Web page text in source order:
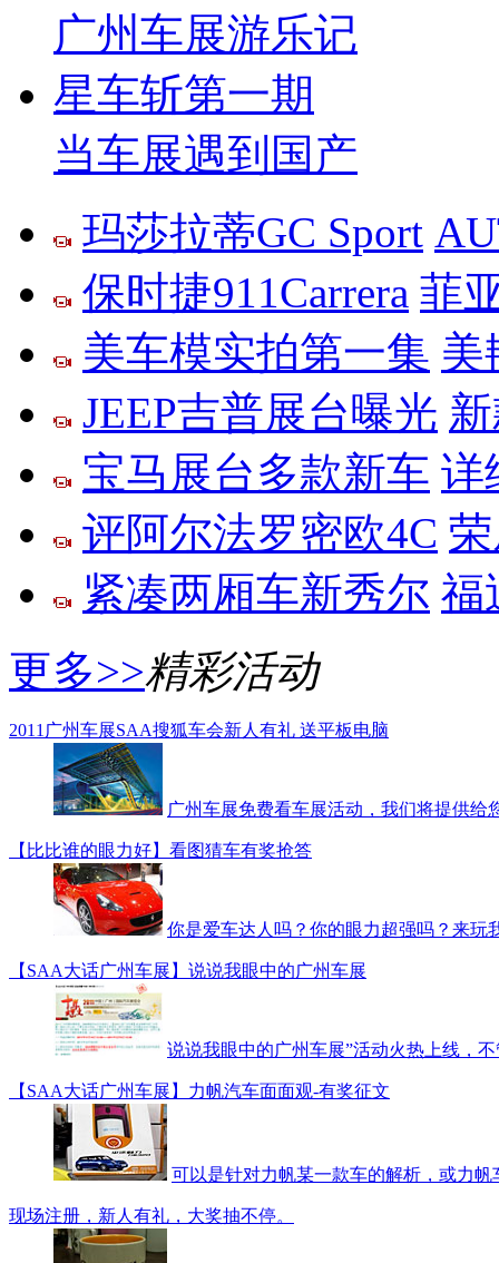
广州车展游乐记
星车斩第一期
当车展遇到国产
玛莎拉蒂GC Sport
保时捷911Carrera 菲
美车模实拍第一集 美
JEEP吉普展台曝光
宝马展台多款新车 详
评阿尔法罗密欧4C
紧凑两厢车新秀尔 福
更多>>精彩活动
2011广州车展SAA搜狐车会新人有礼 送平板电脑
广州车展免费看车展活动，我们将提供
【比比谁的眼力好】看图猜车有奖抢答
你是爱车达人吗？你的眼力超强吗？来玩
【SAA大话广州车展】说说我眼中的广州车展
说说我眼中的广州车展”活动火热上线，
【SAA大话广州车展】力帆汽车面面观-有奖征文
可以是针对力帆某一款车的解析，或力
现场注册，新人有礼，大奖抽不停。